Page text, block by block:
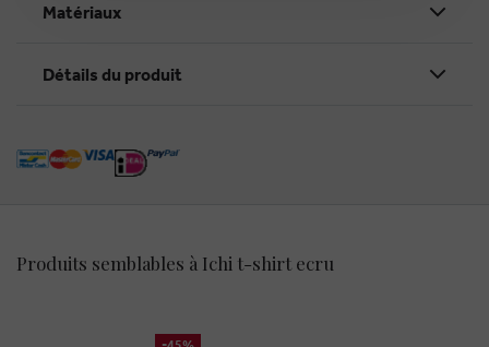
Matériaux
Détails du produit
Produits semblables à Ichi t-shirt ecru